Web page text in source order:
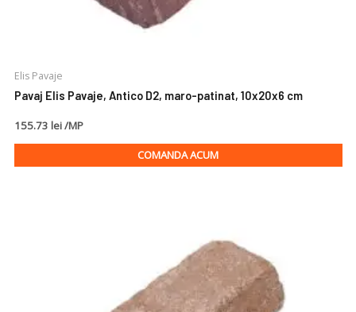
Elis Pavaje
Pavaj Elis Pavaje, Antico D2, maro-patinat, 10x20x6 cm
155.73 lei /MP
COMANDA ACUM